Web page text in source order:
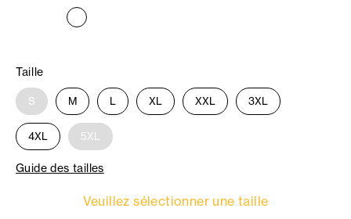
Taille
S M L XL XXL 3XL
4XL 5XL
Guide des tailles
Veuillez sélectionner une taille